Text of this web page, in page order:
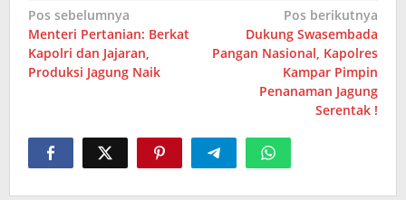
Navigasi
pos
Pos sebelumnya
Menteri Pertanian: Berkat
Kapolri dan Jajaran,
Produksi Jagung Naik
Pos berikutnya
Dukung Swasembada
Pangan Nasional, Kapolres
Kampar Pimpin
Penanaman Jagung
Serentak !